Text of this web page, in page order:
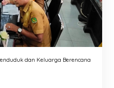
dan Keluarga Berencana